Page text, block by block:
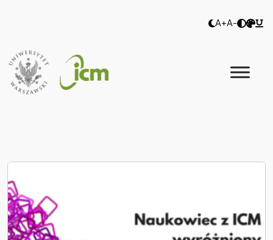
A+A-